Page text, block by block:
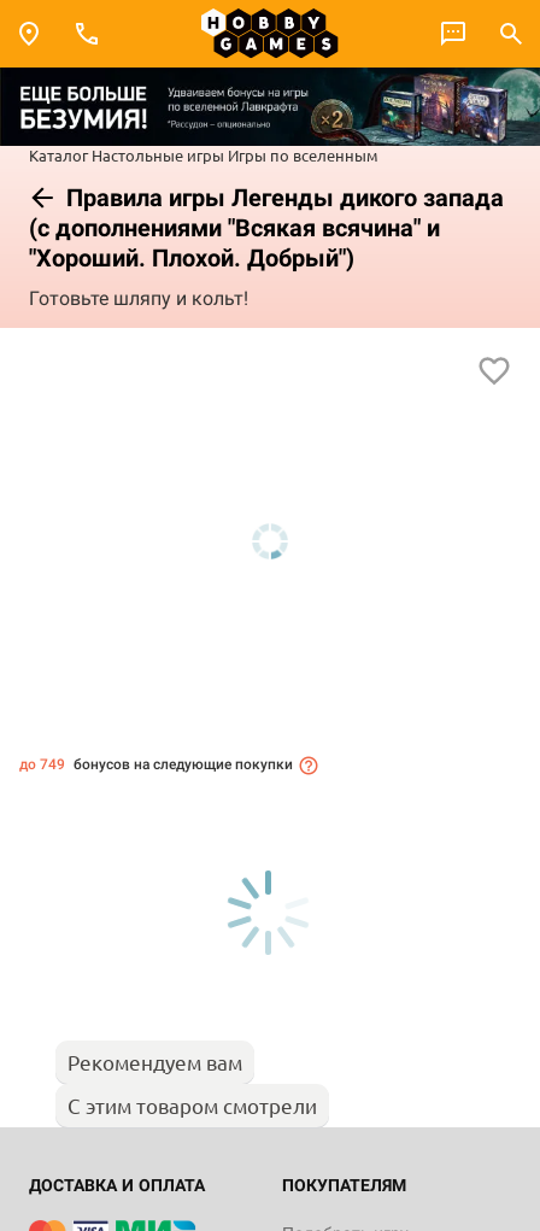
Каталог Настольные игры Игры по вселенным
Правила игры Легенды дикого запада
(с дополнениями "Всякая всячина" и
"Хороший. Плохой. Добрый")
Готовьте шляпу и кольт!
до 749 бонусов на следующие покупки
Рекомендуем вам
С этим товаром смотрели
ДОСТАВКА И ОПЛАТА ПОКУПАТЕЛЯМ